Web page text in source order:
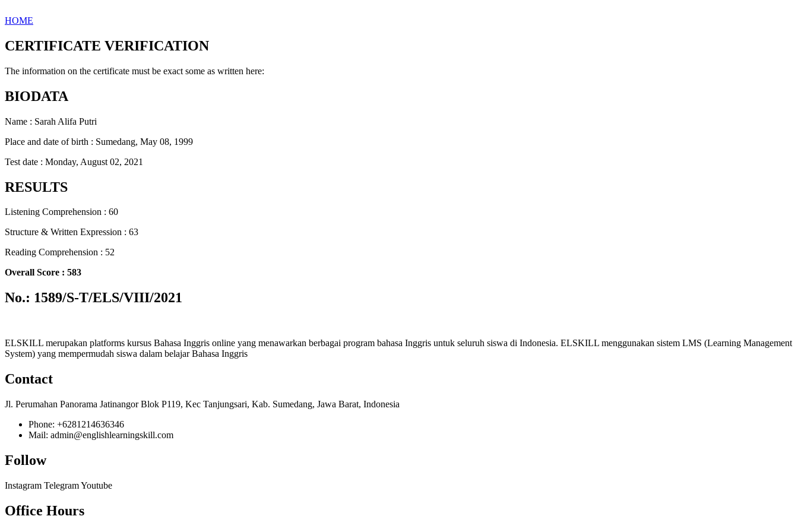
HOME
CERTIFICATE VERIFICATION
The information on the certificate must be exact some as written here:
BIODATA
Name : Sarah Alifa Putri
Place and date of birth : Sumedang, May 08, 1999
Test date : Monday, August 02, 2021
RESULTS
Listening Comprehension : 60
Structure & Written Expression : 63
Reading Comprehension : 52
Overall Score : 583
No.: 1589/S-T/ELS/VIII/2021
ELSKILL merupakan platforms kursus Bahasa Inggris online yang menawarkan berbagai program bahasa Inggris untuk seluruh siswa di Indonesia. ELSKILL menggunakan sistem LMS (Learning Management
System) yang mempermudah siswa dalam belajar Bahasa Inggris
Contact
Jl. Perumahan Panorama Jatinangor Blok P119, Kec Tanjungsari, Kab. Sumedang, Jawa Barat, Indonesia
Phone: +6281214636346
Mail: admin@englishlearningskill.com
Follow
Instagram TelegramYoutube
Office Hours